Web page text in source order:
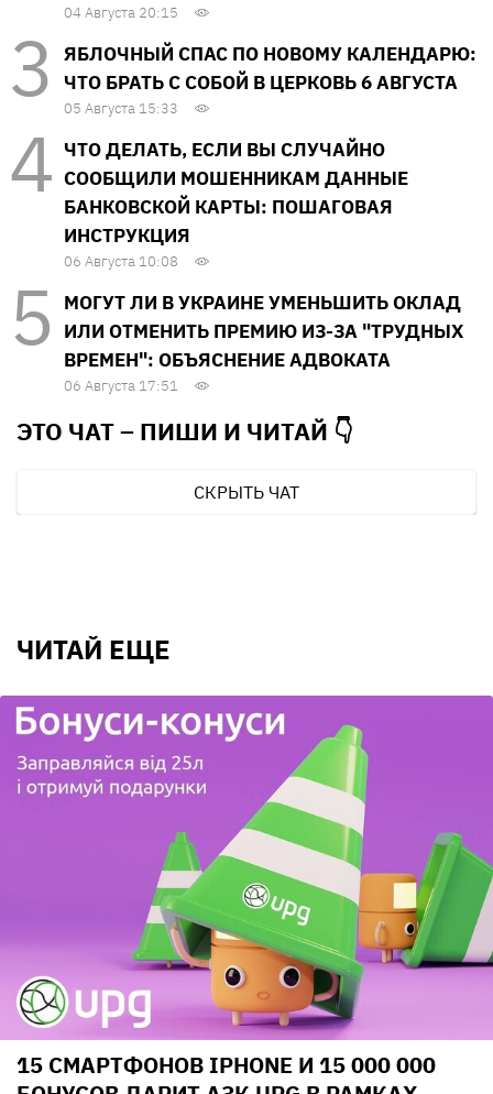
04 Августа 20:15
ЯБЛОЧНЫЙ СПАС ПО НОВОМУ КАЛЕНДАРЮ:
ЧТО БРАТЬ С СОБОЙ В ЦЕРКОВЬ 6 АВГУСТА
05 Августа 15:33
ЧТО ДЕЛАТЬ, ЕСЛИ ВЫ СЛУЧАЙНО
СООБЩИЛИ МОШЕННИКАМ ДАННЫЕ
БАНКОВСКОЙ КАРТЫ: ПОШАГОВАЯ
ИНСТРУКЦИЯ
06 Августа 10:08
МОГУТ ЛИ В УКРАИНЕ УМЕНЬШИТЬ ОКЛАД
ИЛИ ОТМЕНИТЬ ПРЕМИЮ ИЗ-ЗА "ТРУДНЫХ
ВРЕМЕН": ОБЪЯСНЕНИЕ АДВОКАТА
06 Августа 17:51
ЭТО ЧАТ – ПИШИ И ЧИТАЙ 👇
СКРЫТЬ ЧАТ
ЧИТАЙ ЕЩЕ
15 СМАРТФОНОВ IPHONE И 15 000 000